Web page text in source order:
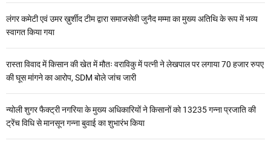
लंगर कमेटी एवं उमर ख़ुर्शीद टीम द्वारा समाजसेवी जुनैद मम्मा का मुख्य अतिथि के रूप में भव्य
स्वागत किया गया
रास्ता विवाद में किसान की खेत में मौतः वराविकु में पत्नी ने लेखपाल पर लगाया 70 हजार रुपए
की घूस मांगने का आरोप, SDM बोले जांच जारी
न्योली शुगर फैक्ट्री नगरिया के मुख्य अधिकारियों ने किसानों को 13235 गन्ना प्रजाति की
ट्रेंच विधि से मानसून गन्ना बुवाई का शुभारंभ किया